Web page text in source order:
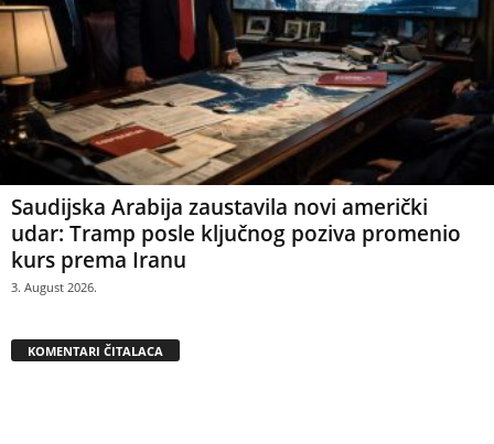
Saudijska Arabija zaustavila novi američki
udar: Tramp posle ključnog poziva promenio
kurs prema Iranu
3. August 2026.
KOMENTARI ČITALACA